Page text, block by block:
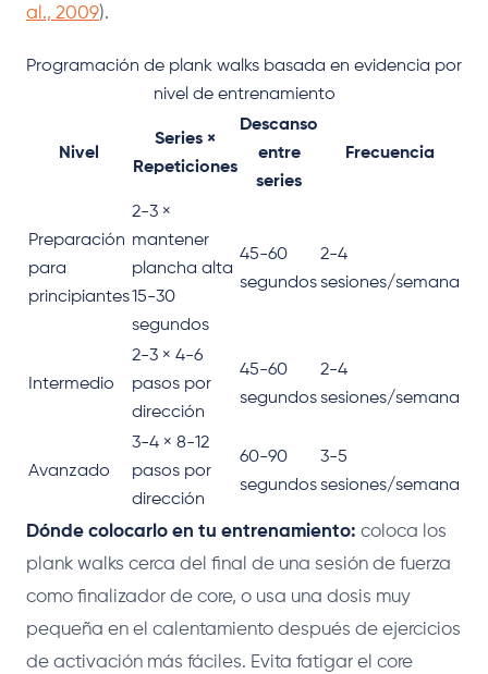
al., 2009).
Programación de plank walks basada en evidencia por
nivel de entrenamiento
Nivel
Series ×
Repeticiones
Descanso
entre
series
Frecuencia
Preparación
para
principiantes
2-3 ×
mantener
plancha alta
15-30
segundos
45-60
segundos
2-4
sesiones/semana
Intermedio
2-3 × 4-6
pasos por
dirección
45-60
segundos
2-4
sesiones/semana
Avanzado
3-4 × 8-12
pasos por
dirección
60-90
segundos
3-5
sesiones/semana
Dónde colocarlo en tu entrenamiento: coloca los
plank walks cerca del final de una sesión de fuerza
como finalizador de core, o usa una dosis muy
pequeña en el calentamiento después de ejercicios
de activación más fáciles. Evita fatigar el core